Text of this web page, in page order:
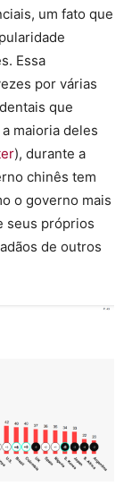
um fato que
Essa
por várias
que
maioria deles
), durante a
chinês tem
o governo mais
seus próprios
de outros